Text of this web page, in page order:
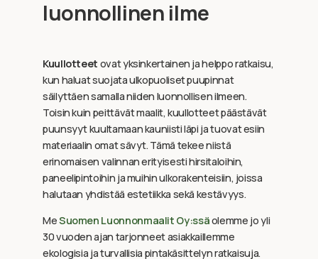
luonnollinen ilme
Kuullotteet ovat yksinkertainen ja helppo ratkaisu,
kun haluat suojata ulkopuoliset puupinnat
säilyttäen samalla niiden luonnollisen ilmeen.
Toisin kuin peittävät maalit, kuullotteet päästävät
puunsyyt kuultamaan kauniisti läpi ja tuovat esiin
materiaalin omat sävyt. Tämä tekee niistä
erinomaisen valinnan erityisesti hirsitaloihin,
paneelipintoihin ja muihin ulkorakenteisiin, joissa
halutaan yhdistää estetiikka sekä kestävyys.
MeSuomen Luonnonmaalit Oy:ssäolemme jo yli
30 vuoden ajan tarjonneet asiakkaillemme
ekologisia ja turvallisia pintakäsittelyn ratkaisuja.